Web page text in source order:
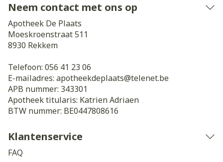
Neem contact met ons op
Apotheek De Plaats
Moeskroenstraat 511
8930 Rekkem
Telefoon: 056 41 23 06
E-mailadres: apotheekdeplaats@telenet.be
APB nummer: 343301
Apotheek titularis: Katrien Adriaen
BTW nummer: BE0447808616
Klantenservice
FAQ